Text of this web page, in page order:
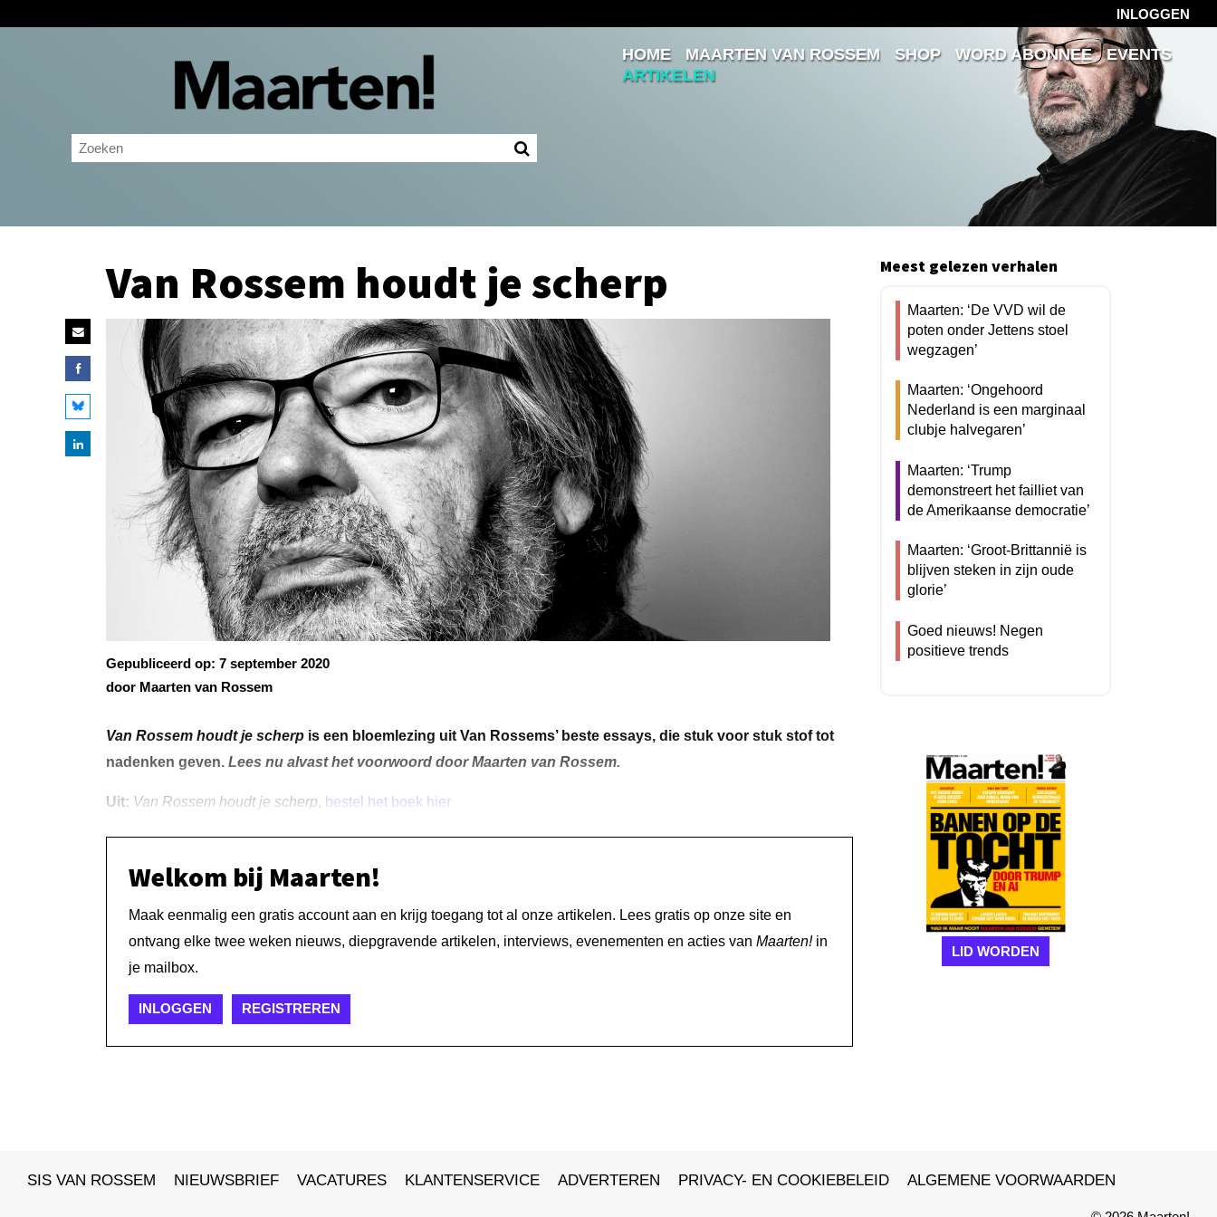
INLOGGEN
Inloggen
Ingelogd blijven
HOME MAARTEN VAN ROSSEM SHOP WORD ABONNEE
EVENTS
ARTIKELEN
Van Rossem houdt je scherp
Gepubliceerd op: 7 september 2020
door Maarten van Rossem
Van Rossem houdt je scherp is een bloemlezing uit Van Rossems’ beste essays, die stuk voor stuk stof tot
nadenken geven. Lees nu alvast het voorwoord door Maarten van Rossem.
Uit: Van Rossem houdt je scherp, bestel het boek hier
Welkom bij Maarten!
Maak eenmalig een gratis account aan en krijg toegang tot al onze artikelen. Lees gratis op onze site en
ontvang elke twee weken nieuws, diepgravende artikelen, interviews, evenementen en acties van Maarten!in
je mailbox.
INLOGGEN REGISTREREN
Meest gelezen verhalen
Maarten: ‘De VVD wil de
poten onder Jettens stoel
wegzagen’
Maarten: ‘Ongehoord
Nederland is een marginaal
clubje halvegaren’
Maarten: ‘Trump
demonstreert het failliet van
de Amerikaanse democratie’
Maarten: ‘Groot-Brittannië is
blijven steken in zijn oude
glorie’
Goed nieuws! Negen
positieve trends
LID WORDEN
SIS VAN ROSSEM NIEUWSBRIEF VACATURES KLANTENSERVICE ADVERTEREN PRIVACY- EN COOKIEBELEID ALGEMENE VOORWAARDEN